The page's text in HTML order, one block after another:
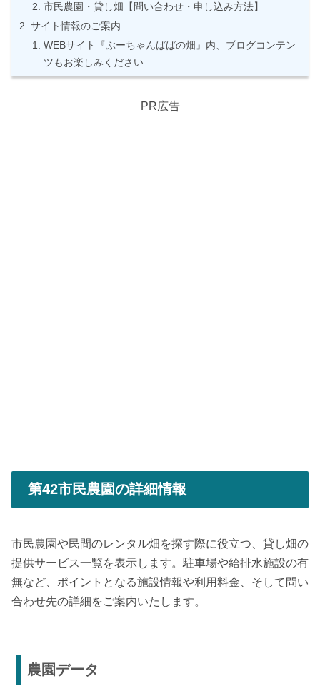
市民農園・貸し畑【問い合わせ・申し込み方法】
サイト情報のご案内
WEBサイト『ぶーちゃんばばの畑』内、ブログコンテン
ツもお楽しみください
PR広告
第42市民農園の詳細情報
市民農園や民間のレンタル畑を探す際に役立つ、貸し畑の
提供サービス一覧を表示します。駐車場や給排水施設の有
無など、ポイントとなる施設情報や利用料金、そして問い
合わせ先の詳細をご案内いたします。
農園データ